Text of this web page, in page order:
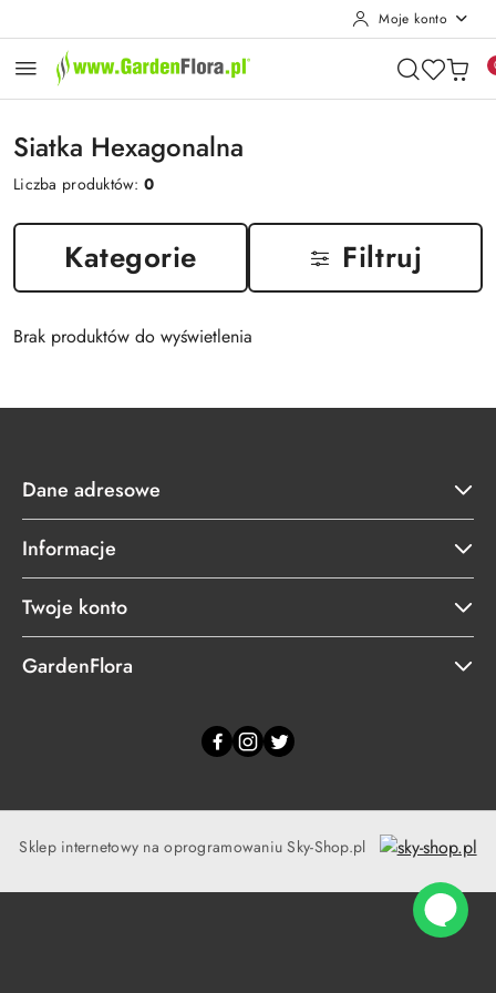
Moje konto
Siatka Hexagonalna
Liczba produktów:0
Kategorie Filtruj
Brak produktów do wyświetlenia
Dane adresowe
Informacje
Twoje konto
GardenFlora
Sklep internetowy na oprogramowaniu Sky-Shop.pl